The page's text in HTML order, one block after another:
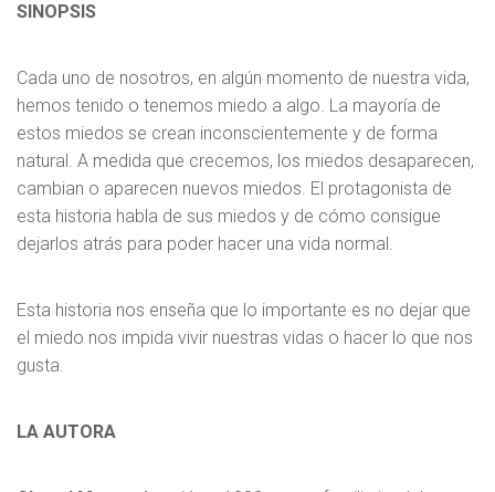
SINOPSIS
Cada uno de nosotros, en algún momento de nuestra vida,
hemos tenido o tenemos miedo a algo. La mayoría de
estos miedos se crean inconscientemente y de forma
natural. A medida que crecemos, los miedos desaparecen,
cambian o aparecen nuevos miedos. El protagonista de
esta historia habla de sus miedos y de cómo consigue
dejarlos atrás para poder hacer una vida normal.
Esta historia nos enseña que lo importante es no dejar que
el miedo nos impida vivir nuestras vidas o hacer lo que nos
gusta.
LA AUTORA